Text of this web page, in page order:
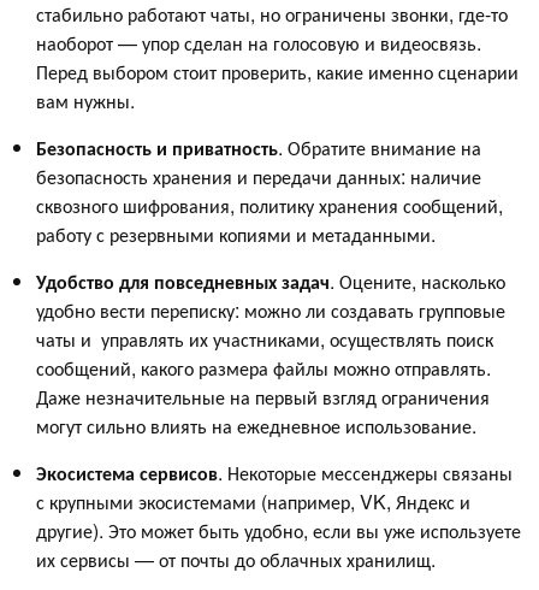
стабильно работают чаты, но ограничены звонки, где-то
наоборот — упор сделан на голосовую и видеосвязь.
Перед выбором стоит проверить, какие именно сценарии
вам нужны.
Безопасность и приватность. Обратите внимание на
безопасность хранения и передачи данных: наличие
сквозного шифрования, политику хранения сообщений,
работу с резервными копиями и метаданными.
Удобство для повседневных задач. Оцените, насколько
удобно вести переписку: можно ли создавать групповые
чаты и управлять их участниками, осуществлять поиск
сообщений, какого размера файлы можно отправлять.
Даже незначительные на первый взгляд ограничения
могут сильно влиять на ежедневное использование.
Экосистема сервисов. Некоторые мессенджеры связаны
с крупными экосистемами (например, VK, Яндекс и
другие). Это может быть удобно, если вы уже используете
их сервисы — от почты до облачных хранилищ.